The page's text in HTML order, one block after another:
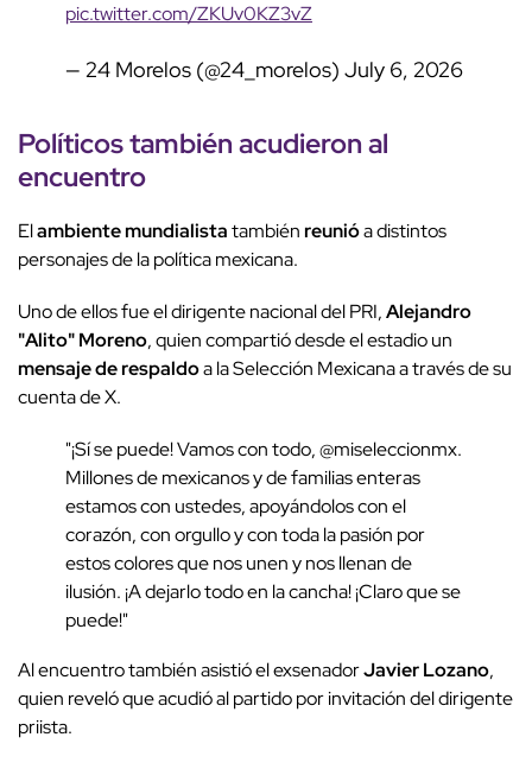
pic.twitter.com/ZKUv0KZ3vZ
— 24 Morelos (@24_morelos) July 6, 2026
Políticos también acudieron al
encuentro
Elambiente mundialistatambiénreunióa distintos
personajes de la política mexicana.
Uno de ellos fue el dirigente nacional del PRI,Alejandro
"Alito" Moreno, quien compartió desde el estadio un
mensaje de respaldoa la Selección Mexicana a través de su
cuenta de X.
"¡Sí se puede! Vamos con todo, @miseleccionmx.
Millones de mexicanos y de familias enteras
estamos con ustedes, apoyándolos con el
corazón, con orgullo y con toda la pasión por
estos colores que nos unen y nos llenan de
ilusión. ¡A dejarlo todo en la cancha! ¡Claro que se
puede!"
Al encuentro también asistió el exsenadorJavier Lozano,
quien reveló que acudió al partido por invitación del dirigente
priista.